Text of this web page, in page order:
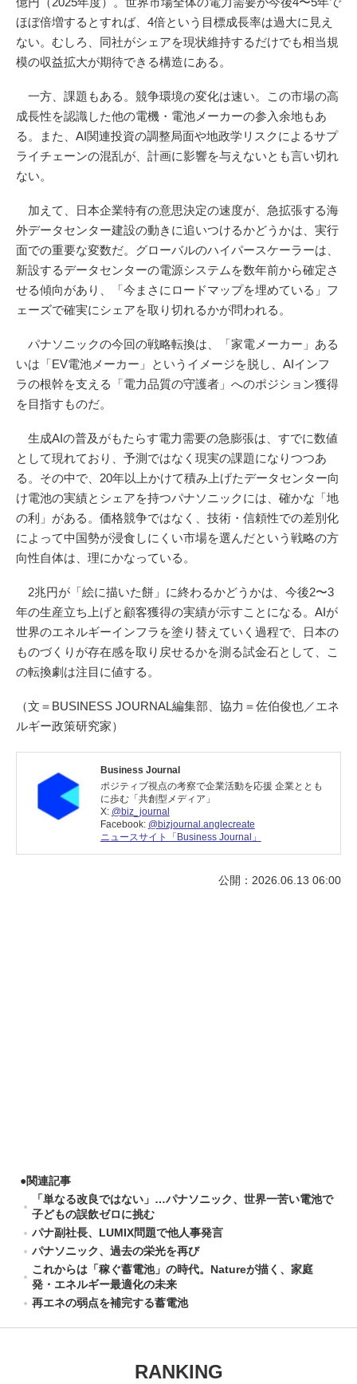
ほぼ倍増するとすれば、4倍という目標成長率は過大に見え
ない。むしろ、同社がシェアを現状維持するだけでも相当規
模の収益拡大が期待できる構造にある。
一方、課題もある。競争環境の変化は速い。この市場の高
成長性を認識した他の電機・電池メーカーの参入余地もあ
る。また、AI関連投資の調整局面や地政学リスクによるサプ
ライチェーンの混乱が、計画に影響を与えないとも言い切れ
ない。
加えて、日本企業特有の意思決定の速度が、急拡張する海
外データセンター建設の動きに追いつけるかどうかは、実行
面での重要な変数だ。グローバルのハイパースケーラーは、
新設するデータセンターの電源システムを数年前から確定さ
せる傾向があり、「今まさにロードマップを埋めている」フ
ェーズで確実にシェアを取り切れるかが問われる。
パナソニックの今回の戦略転換は、「家電メーカー」ある
いは「EV電池メーカー」というイメージを脱し、AIインフ
ラの根幹を支える「電力品質の守護者」へのポジション獲得
を目指すものだ。
生成AIの普及がもたらす電力需要の急膨張は、すでに数値
として現れており、予測ではなく現実の課題になりつつあ
る。その中で、20年以上かけて積み上げたデータセンター向
け電池の実績とシェアを持つパナソニックには、確かな「地
の利」がある。価格競争ではなく、技術・信頼性での差別化
によって中国勢が浸食しにくい市場を選んだという戦略の方
向性自体は、理にかなっている。
2兆円が「絵に描いた餅」に終わるかどうかは、今後2〜3
年の生産立ち上げと顧客獲得の実績が示すことになる。AIが
世界のエネルギーインフラを塗り替えていく過程で、日本の
ものづくりが存在感を取り戻せるかを測る試金石として、こ
の転換劇は注目に値する。
（文＝BUSINESS JOURNAL編集部、協力＝佐伯俊也／エネ
ルギー政策研究家）
Business Journal
ポジティブ視点の考察で企業活動を応援 企業ととも
に歩む「共創型メディア」
X: @biz_journal
Facebook: @bizjournal.anglecreate
ニュースサイト「Business Journal」
公開：2026.06.13 06:00
●関連記事
「単なる改良ではない」…パナソニック、世界一苦い電池で
子どもの誤飲ゼロに挑む
パナ副社長、LUMIX問題で他人事発言
パナソニック、過去の栄光を再び
これからは「稼ぐ蓄電池」の時代。Natureが描く、家庭
発・エネルギー最適化の未来
再エネの弱点を補完する蓄電池
RANKING